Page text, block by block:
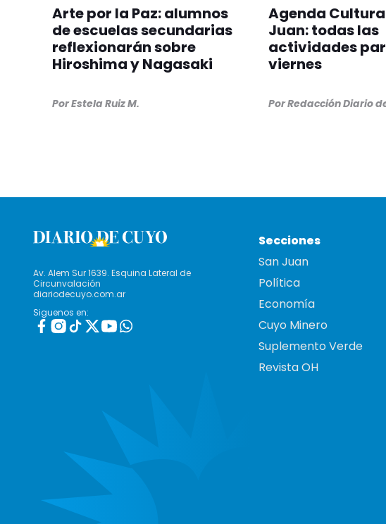
Arte por la Paz: alumnos
de escuelas secundarias
reflexionarán sobre
Hiroshima y Nagasaki
PorEstela Ruiz M.
Agenda
Juan: todas las
actividades
viernes
PorRedacción Diario
Av. Alem Sur 1639. Esquina Lateral de
Circunvalación
diariodecuyo.com.ar
Siguenos en:
Secciones
San Juan
Política
Economía
Cuyo Minero
Suplemento Verde
Revista OH